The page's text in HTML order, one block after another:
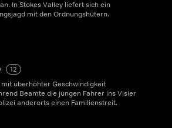
In Stokes Valley liefert sich ein
mit den Ordnungshütern.
12
überhöhter Geschwindigkeit
Beamte die jungen Fahrer ins Visier
anderorts einen Familienstreit.